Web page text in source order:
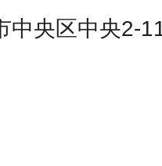
中央区中央2-